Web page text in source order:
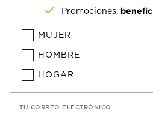
Promociones,
MUJER
HOMBRE
HOGAR
TU CORREO ELECTRÓNICO